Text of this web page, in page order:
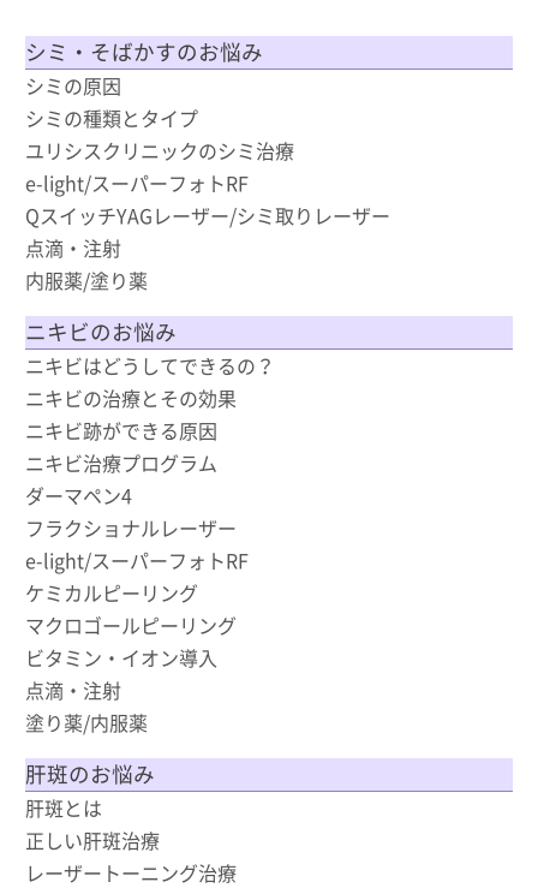
シミ・そばかすのお悩み
シミの原因
シミの種類とタイプ
ユリシスクリニックのシミ治療
e-light/スーパーフォトRF
QスイッチYAGレーザー/シミ取りレーザー
点滴・注射
内服薬/塗り薬
ニキビのお悩み
ニキビはどうしてできるの？
ニキビの治療とその効果
ニキビ跡ができる原因
ニキビ治療プログラム
ダーマペン4
フラクショナルレーザー
e-light/スーパーフォトRF
ケミカルピーリング
マクロゴールピーリング
ビタミン・イオン導入
点滴・注射
塗り薬/内服薬
肝斑のお悩み
肝斑とは
正しい肝斑治療
レーザートーニング治療